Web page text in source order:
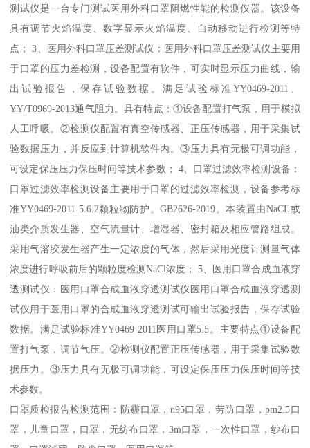
测试仪是一台专门测试医用外科口罩阻燃性能的检测仪器。该设备
具有调节火焰温度、数字显示火焰温度、自动移动进行检测等特
点； 3、医用外科口罩压差测试仪：医用外科口罩压差测试仪主要用
于口罩的压力差检测，设备配置有软件，可实时显示压力曲线，输
出试验报告，保存试验数据。满足试验标准YY0469-2011、
YY/T0969-2013通气阻力。具有特点：①设备配置打气泵，用于模拟
人工呼吸。②检测仪配置有真空传感器、正压传感器，用于采集试
验数据压力，并反应到计算机软件内。③压力具有无极可调功能，
可设定保压压力保压时间等技术参数； 4、口罩过滤效率检测设备：
口罩过滤效率检测设备主要用于口罩的过滤效率检测，设备参考标
准YY0469-2011 5.6.2颗粒物防护。GB2626-2019。本装置由NaCL或
油类介质发生器、空气流量计、增湿器、密封箱及相应管路组成。
采用气溶胶发生器产生一定浓度的气体，然后采用光度计测量气体
浓度进行呼吸前后的颗粒度检测NaCl浓度； 5、医用口罩合成血液穿
透测试仪：医用口罩合成血液穿透测试仪医用口罩合成血液穿透测
试仪用于医用口罩的合成血液穿透测试可输出试验报告，保存试验
数据。满足试验标准YY0469-2011医用口罩5.5。主要特点①设备配
置打气泵，调节气压。②检测仪配置正压传感器，用于采集试验数
据压力。③压力具有无极可调功能，可设定保压压力保压时间等技
术参数。
口罩质检报告检测范围：防霾口罩，n95口罩，劳防口罩，pm2.5口
罩，儿童口罩，口罩，无纺布口罩，3m口罩，一次性口罩，纱布口